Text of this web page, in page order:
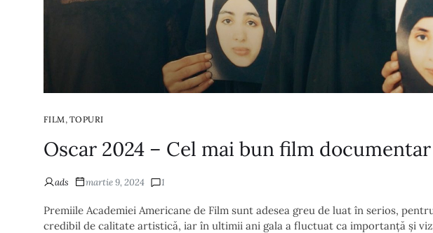
FILM , TOPURI
Oscar 2024 – Cel mai bun film documentar
ads martie 9, 2024 1
Premiile Academiei Americane de Film sunt adesea greu de luat în serios,
credibil de calitate artistică, iar în ultimii ani gala a fluctuat ca importanță și